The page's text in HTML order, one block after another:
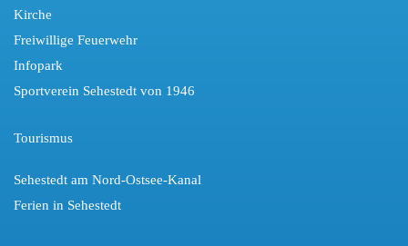
Kirche
Freiwillige Feuerwehr
Infopark
Sportverein Sehestedt von 1946
Tourismus
Sehestedt am Nord-Ostsee-Kanal
Ferien in Sehestedt